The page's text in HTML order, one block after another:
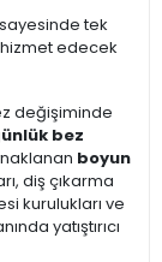
tek
edecek
değişiminde
bez
boyun
diş çıkarma
kurulukları ve
yatıştırıcı